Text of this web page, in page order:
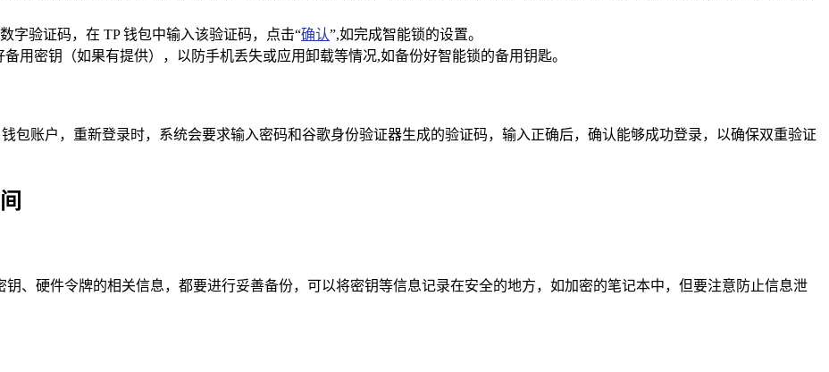
字验证码，在 TP 钱包中输入该验证码，点击“确认”,如完成智能锁的设置。
用密钥（如果有提供），以防手机丢失或应用卸载等情况,如备份好智能锁的备用钥匙。
包账户，重新登录时，系统会要求输入密码和谷歌身份验证器生成的验证码，输入正确后，确认能够成功登录，以确保双重验证
、硬件令牌的相关信息，都要进行妥善备份，可以将密钥等信息记录在安全的地方，如加密的笔记本中，但要注意防止信息泄